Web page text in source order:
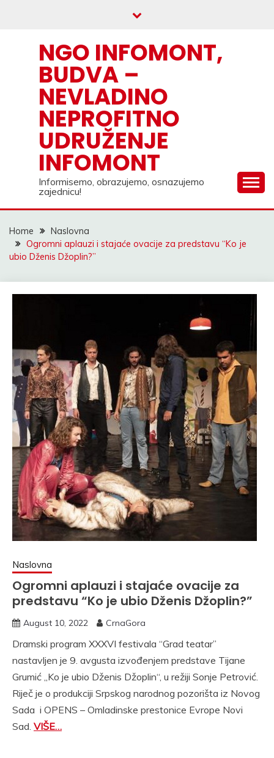
NGO INFOMONT,
BUDVA –
NEVLADINO
NEPROFITNO
UDRUŽENJE
INFOMONT
Informisemo, obrazujemo, osnazujemo
zajednicu!
Home
Naslovna
Ogromni aplauzi i stajaće ovacije za predstavu “Ko je
ubio Dženis Džoplin?”
Naslovna
Ogromni aplauzi i stajaće ovacije za
predstavu “Ko je ubio Dženis Džoplin?”
August 10, 2022 CrnaGora
Dramski program XXXVI festivala “Grad teatar”
nastavljen je 9. avgusta izvođenjem predstave Tijane
Grumić „Ko je ubio Dženis Džoplin“, u režiji Sonje Petrović.
Riječ je o produkciji Srpskog narodnog pozorišta iz Novog
Sada i OPENS – Omladinske prestonice Evrope Novi
Sad. VIŠE…